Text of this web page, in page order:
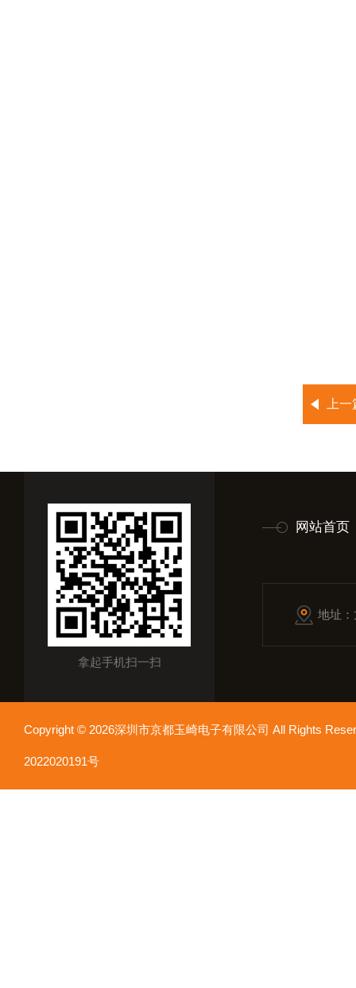
上
拿起手机扫一扫
网站首页
地址
Copyright © 2026深圳市京都玉崎电子有限公司 All Rights
2022020191号